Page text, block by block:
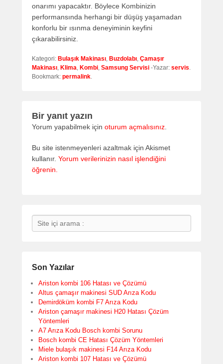
onarımı yapacaktır. Böylece Kombinizin
performansında herhangi bir düşüş yaşamadan
konforlu bir ısınma deneyiminin keyfini
çıkarabilirsiniz.
Kategori: Bulaşık Makinası, Buzdolabı, Çamaşır
Makinası, Klima, Kombi, Samsung Servisi -Yazar: servis.
Bookmark: permalink.
Bir yanıt yazın
Yorum yapabilmek için oturum açmalısınız
Bu site istenmeyenleri azaltmak için Akismet
kullanır. Yorum verilerinizin nasıl işlendiğini
öğrenin.
Search
Son Yazılar
Ariston kombi 106 Hatası ve Çözümü
Altus çamaşır makinesi SUD Arıza Kodu
Demirdöküm kombi F7 Arıza Kodu
Ariston çamaşır makinesi H20 Hatası Çözüm
Yöntemleri
A7 Arıza Kodu Bosch kombi Sorunu
Bosch kombi CE Hatası Çözüm Yöntemleri
Miele bulaşık makinesi F14 Arıza Kodu
Ariston kombi 107 Hatası ve Çözümü